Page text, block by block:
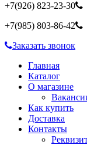
+7(926) 823-23-30
+7(985) 803-86-42
Заказать звонок
Главная
Каталог
О магазине
Как купить
Доставка
Контакты